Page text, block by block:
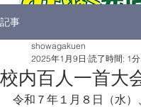
記事
校内百人一首大
showagakuen
2025年1月9日 読了時間: 1分
令和７年１月８日（水